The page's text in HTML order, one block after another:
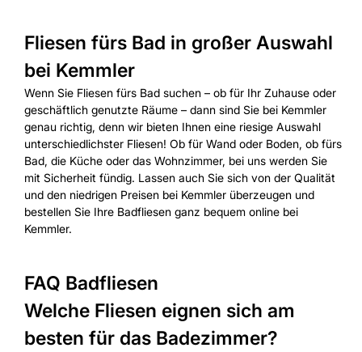
Fliesen fürs Bad in großer Auswahl
bei Kemmler
Wenn Sie Fliesen fürs Bad suchen – ob für Ihr Zuhause oder
geschäftlich genutzte Räume – dann sind Sie bei Kemmler
genau richtig, denn wir bieten Ihnen eine riesige Auswahl
unterschiedlichster Fliesen! Ob für Wand oder Boden, ob fürs
Bad, die Küche oder das Wohnzimmer, bei uns werden Sie
mit Sicherheit fündig. Lassen auch Sie sich von der Qualität
und den niedrigen Preisen bei Kemmler überzeugen und
bestellen Sie Ihre Badfliesen ganz bequem online bei
Kemmler.
FAQ Badfliesen
Welche Fliesen eignen sich am
besten für das Badezimmer?